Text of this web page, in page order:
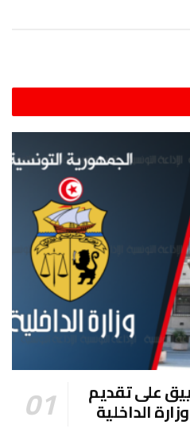
على تقديم
الداخلية